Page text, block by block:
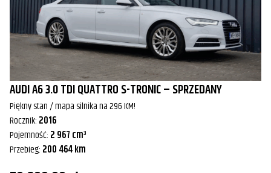
AUDI A6 3.0 TDI QUATTRO S-TRONIC – SPRZEDANY
Piękny stan / mapa silnika na 296 KM!
Rocznik: 2016
Pojemność: 2 967 cm³
Przebieg: 200 464 km